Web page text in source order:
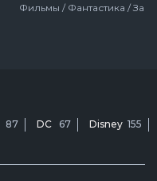
87 DC 67 Disney 155